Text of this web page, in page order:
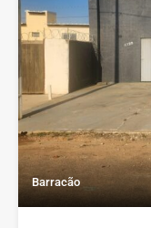
Barracão